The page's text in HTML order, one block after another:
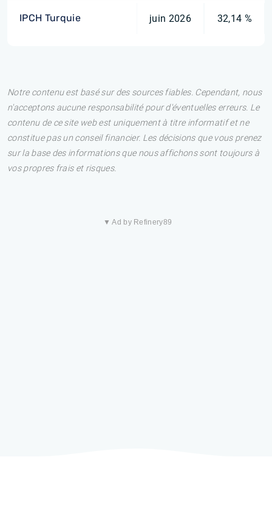
IPCH Turquie juin 2026 32,14 %
Notre contenu est basé sur des sources fiables. Cependant, nous
n'acceptons aucune responsabilité pour d'éventuelles erreurs. Le
contenu de ce site web est uniquement à titre informatif et ne
constitue pas un conseil financier. Les décisions que vous prenez
sur la base des informations que nous affichons sont toujours à
vos propres frais et risques.
▼ Ad by Refinery89